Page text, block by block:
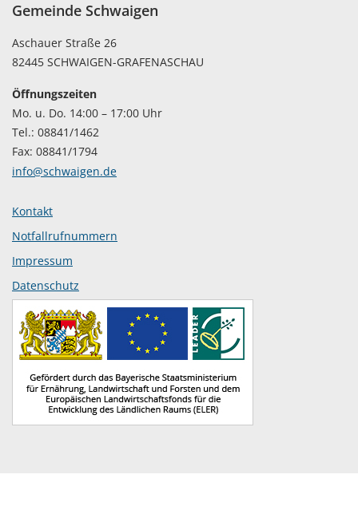
Gemeinde Schwaigen
Aschauer Straße 26
82445 SCHWAIGEN-GRAFENASCHAU
Öffnungszeiten
Mo. u. Do. 14:00 – 17:00 Uhr
Tel.: 08841/1462
Fax: 08841/1794
info@schwaigen.de
Kontakt
Notfallrufnummern
Impressum
Datenschutz